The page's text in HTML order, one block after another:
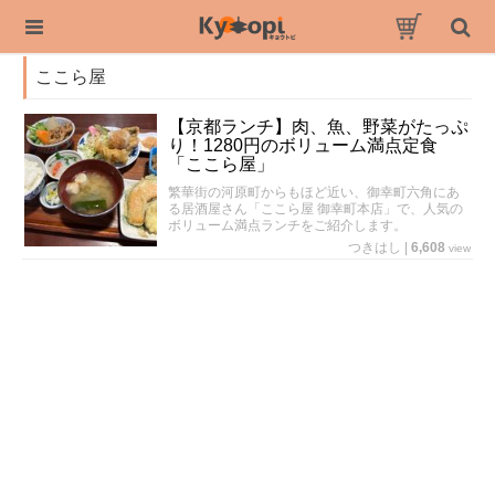
ここら屋
【京都ランチ】肉、魚、野菜がたっぷ
り！1280円のボリューム満点定食
「ここら屋」
繁華街の河原町からもほど近い、御幸町六角にあ
る居酒屋さん「ここら屋 御幸町本店」で、人気の
ボリューム満点ランチをご紹介します。
つきはし
6,608 view